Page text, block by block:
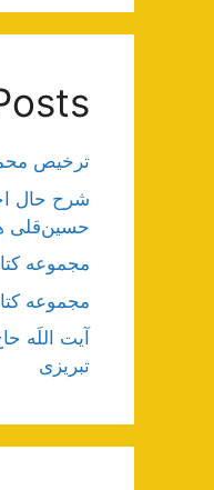
ترخیص
شرح حال
حسین‌قلی
مجموعه
مجموعه
آیت اللَه
تبریزی